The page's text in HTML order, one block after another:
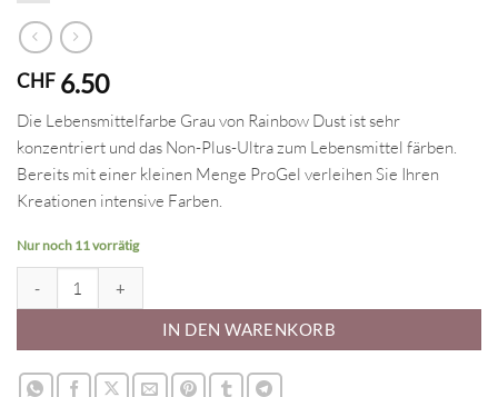
CHF 6.50
Die Lebensmittelfarbe Grau von Rainbow Dust ist sehr
konzentriert und das Non-Plus-Ultra zum Lebensmittel färben.
Bereits mit einer kleinen Menge ProGel verleihen Sie Ihren
Kreationen intensive Farben.
Nur noch 11 vorrätig
IN DEN WARENKORB